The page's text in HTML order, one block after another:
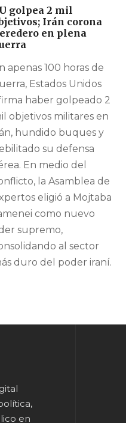
golpea 2 mil
Irán corona
en plena
apenas 100 horas de
Estados Unidos
haber golpeado 2
objetivos militares en
hundido buques y
su defensa
En medio del
la Asamblea de
eligió a Mojtaba
como nuevo
supremo,
al sector
duro del poder iraní.
en